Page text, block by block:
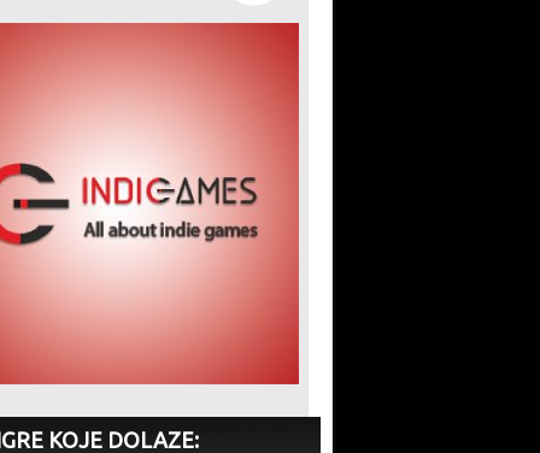
KOJE DOLAZE: